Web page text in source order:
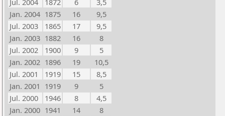
Jul. 2004
1872 6
3,5
Jan. 2004 1875 16
9,5
Jul. 2003
1865 17
9,5
Jan. 2003 1882 16
8
Jul. 2002
1900 9
5
Jan. 2002 1896 19
10,5
Jul. 2001
1919 15
8,5
Jan. 2001 1919 9
5
Jul. 2000
1946 8
4,5
Jan. 2000 1941 14
8